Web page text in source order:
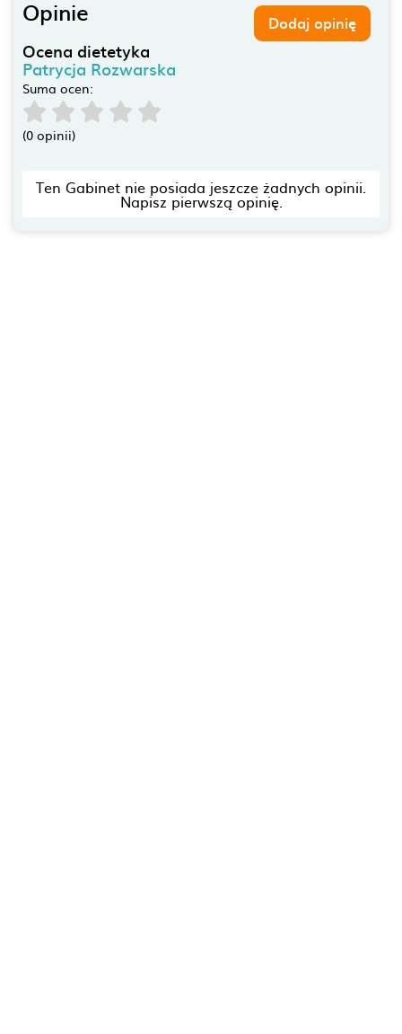
Opinie Dodaj opinię
Ocena dietetyka
Patrycja Rozwarska
Suma ocen:
(0 opinii)
Ten Gabinet nie posiada jeszcze żadnych opinii.
Napisz pierwszą opinię.